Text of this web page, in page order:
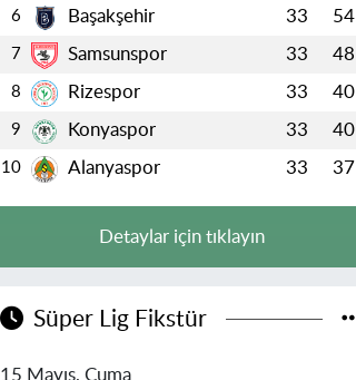
6 Başakşehir 33 54
7 Samsunspor 33 48
8 Rizespor 33 40
9 Konyaspor 33 40
10 Alanyaspor 33 37
Detaylar için tıklayın
Süper Lig Fikstür
15 Mayıs, Cuma